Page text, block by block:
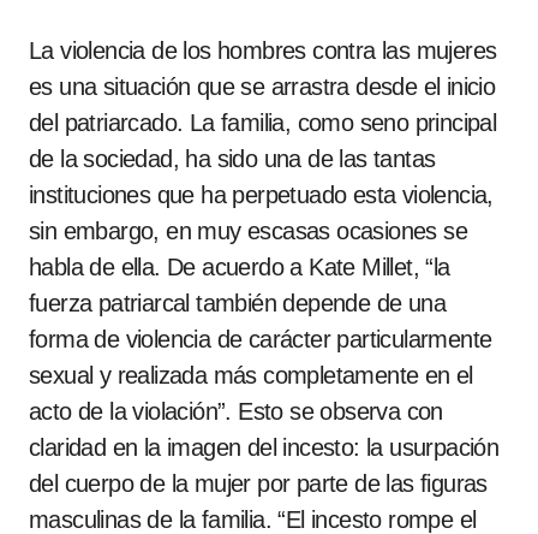
La violencia de los hombres contra las mujeres
es una situación que se arrastra desde el inicio
del patriarcado. La familia, como seno principal
de la sociedad, ha sido una de las tantas
instituciones que ha perpetuado esta violencia,
sin embargo, en muy escasas ocasiones se
habla de ella. De acuerdo a Kate Millet, “la
fuerza patriarcal también depende de una
forma de violencia de carácter particularmente
sexual y realizada más completamente en el
acto de la violación”. Esto se observa con
claridad en la imagen del incesto: la usurpación
del cuerpo de la mujer por parte de las figuras
masculinas de la familia. “El incesto rompe el